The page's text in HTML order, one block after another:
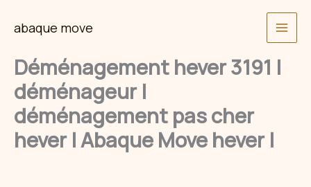
abaque move
Déménagement hever 3191 |
déménageur |
déménagement pas cher
hever | Abaque Move hever |